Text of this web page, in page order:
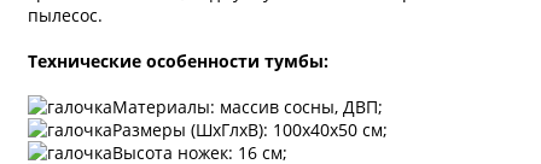
пылесос.
Технические особенности тумбы:
Материалы: массив сосны, ДВП;
Размеры (ШхГлхВ): 100х40х50 см;
Высота ножек: 16 см;